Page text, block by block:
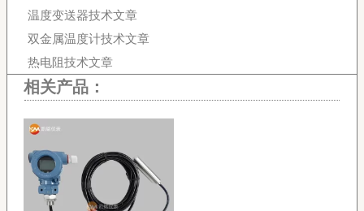
温度变送器技术文章
双金属温度计技术文章
热电阻技术文章
相关产品：